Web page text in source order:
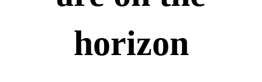
horizon